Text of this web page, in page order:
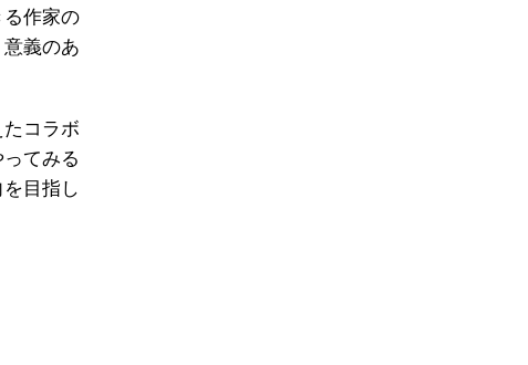
作家の
義のあ
コラボ
てみる
目指し